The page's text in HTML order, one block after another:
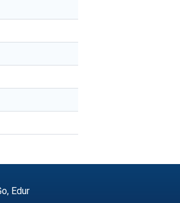
Edur